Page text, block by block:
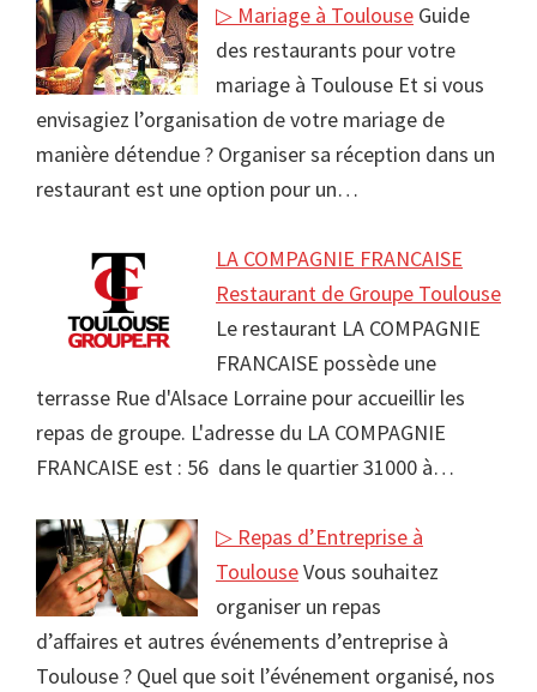
▷ Mariage à Toulouse Guide
des restaurants pour votre
mariage à Toulouse Et si vous
envisagiez l’organisation de votre mariage de
manière détendue ? Organiser sa réception dans un
restaurant est une option pour un…
LA COMPAGNIE FRANCAISE
Restaurant de Groupe Toulouse
Le restaurant LA COMPAGNIE
FRANCAISE possède une
terrasse Rue d'Alsace Lorraine pour accueillir les
repas de groupe. L'adresse du LA COMPAGNIE
FRANCAISE est : 56 dans le quartier 31000 à…
▷ Repas d’Entreprise à
ToulouseVous souhaitez
organiser un repas
d’affaires et autres événements d’entreprise à
Toulouse ? Quel que soit l’événement organisé, nos